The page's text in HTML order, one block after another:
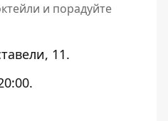
и порадуйте
11.